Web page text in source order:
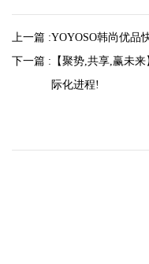
上一篇 :YOYOSO韩尚优品
下一篇 : 【聚势,共享,赢未
际化进程!